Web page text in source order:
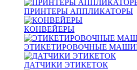
ПРИНТЕРЫ АППЛИКАТОРЫ
КОНВЕЙЕРЫ
ЭТИКЕТИРОВОЧНЫЕ
ДАТЧИКИ ЭТИКЕТОК